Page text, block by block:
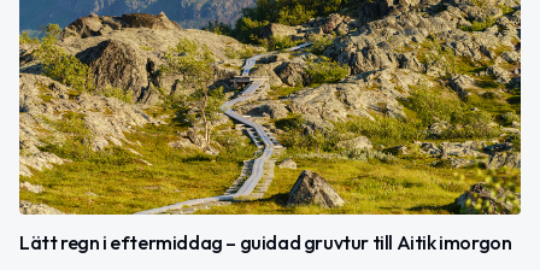
Lätt regn i eftermiddag – guidad gruvtur till Aitik imorgon